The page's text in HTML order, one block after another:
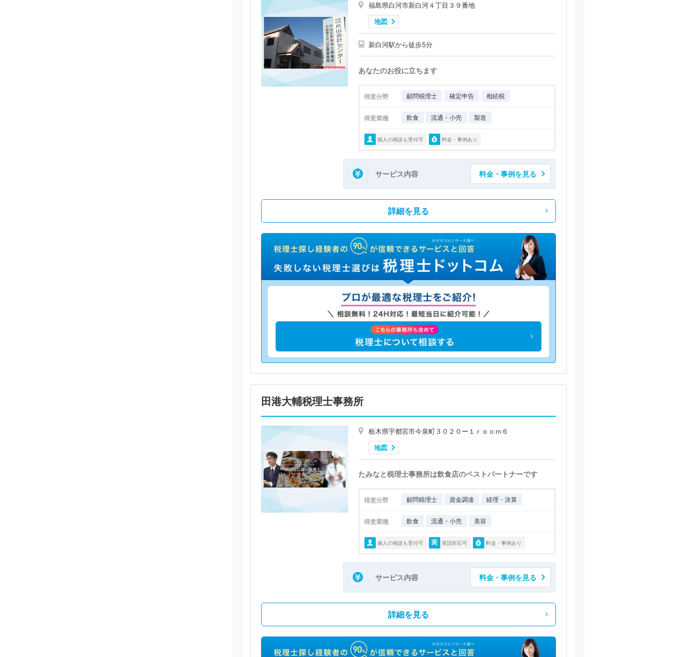
福島県白河市新白河４丁目３９番地
地図
新白河駅から徒歩5分
あなたのお役に立ちます
得意分野 顧問税理士 確定申告 相続税
得意業種 飲食 流通・小売 製造
個人の相談も受付可 料金・事例あり
サービス内容 料金・事例を見る
詳細を見る
田港大輔税理士事務所
栃木県宇都宮市今泉町３０２０ー１ｒｏｏｍ６
地図
たみなと税理士事務所は飲食店のベストパートナーです
得意分野 顧問税理士 資金調達 経理・決算
得意業種 飲食 流通・小売 美容
個人の相談も受付可 英語対応可 料金・事例あり
サービス内容 料金・事例を見る
詳細を見る